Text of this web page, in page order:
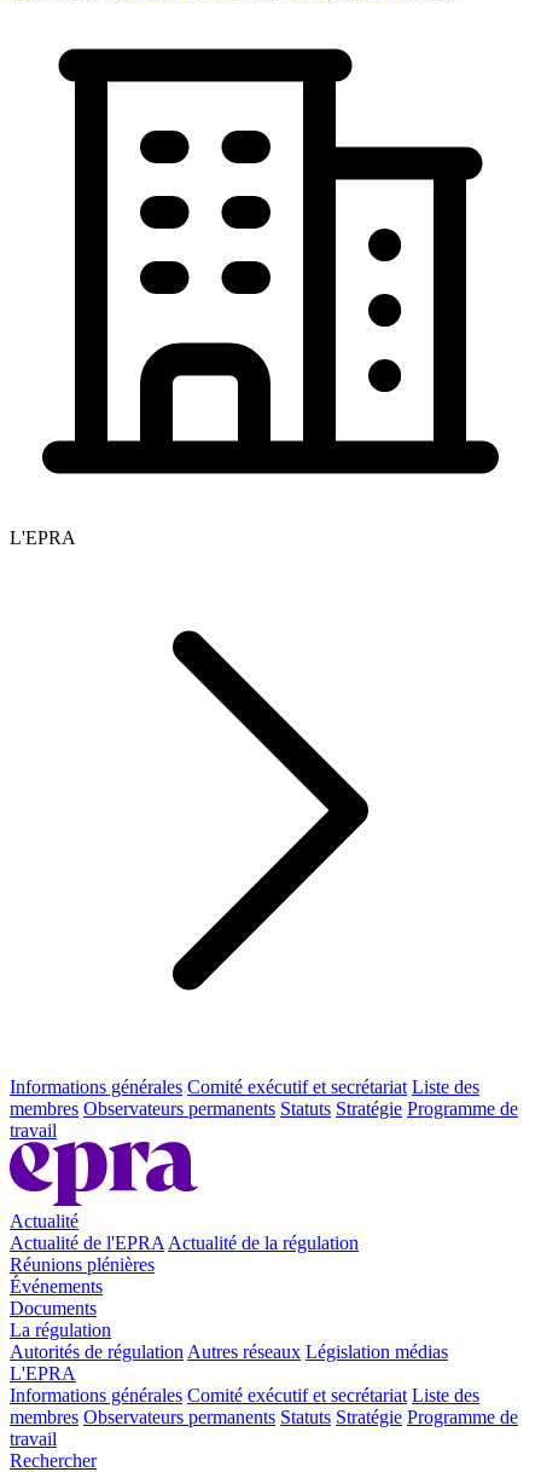
L'EPRA
Informations générales Comité exécutif et secrétariat Liste des
membres Observateurs permanents Statuts Stratégie Programme de
travail
Actualité
Actualité de l'EPRA Actualité de la régulation
Réunions plénières
Événements
Documents
La régulation
Autorités de régulation Autres réseaux Législation médias
L'EPRA
Informations générales Comité exécutif et secrétariat Liste des
membres Observateurs permanents Statuts Stratégie Programme de
travail
Rechercher